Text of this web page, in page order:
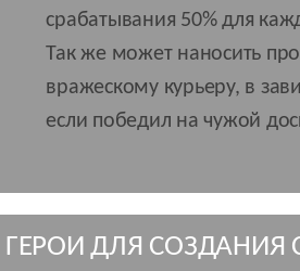
срабатывания 50% для
Так же может наносить
вражескому курьеру, в
если победил на чужой
ГЕРОИ ДЛЯ СОЗДАНИЯ